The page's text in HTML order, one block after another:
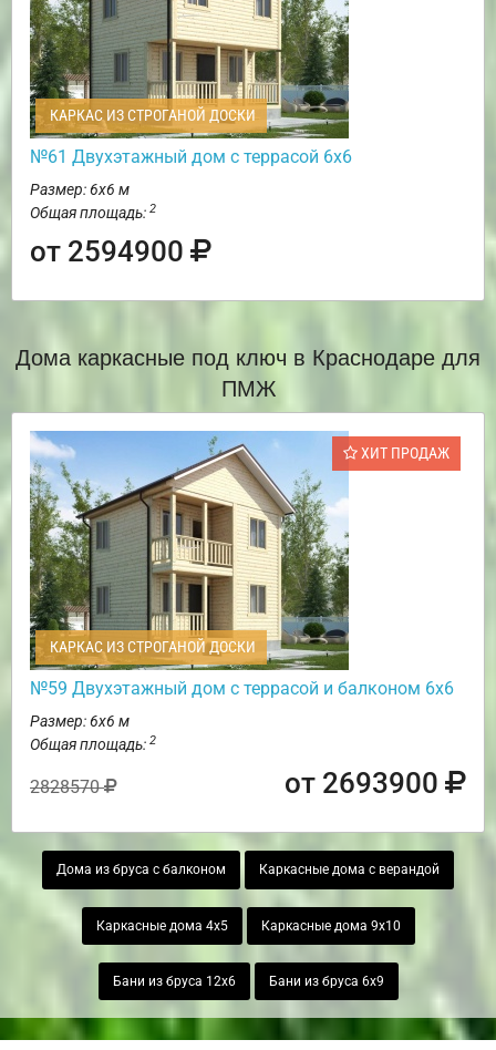
КАРКАС ИЗ СТРОГАНОЙ ДОСКИ
№61 Двухэтажный дом с террасой 6х6
Размер: 6х6 м
Общая площадь: 2
от 2594900
Дома каркасные под ключ в Краснодаре для
ПМЖ
ХИТ ПРОДАЖ
КАРКАС ИЗ СТРОГАНОЙ ДОСКИ
№59 Двухэтажный дом с террасой и балконом 6х6
Размер: 6х6 м
Общая площадь: 2
2828570 от 2693900
Дома из бруса с балконом Каркасные дома с верандой
Каркасные дома 4х5 Каркасные дома 9х10
Бани из бруса 12х6 Бани из бруса 6х9